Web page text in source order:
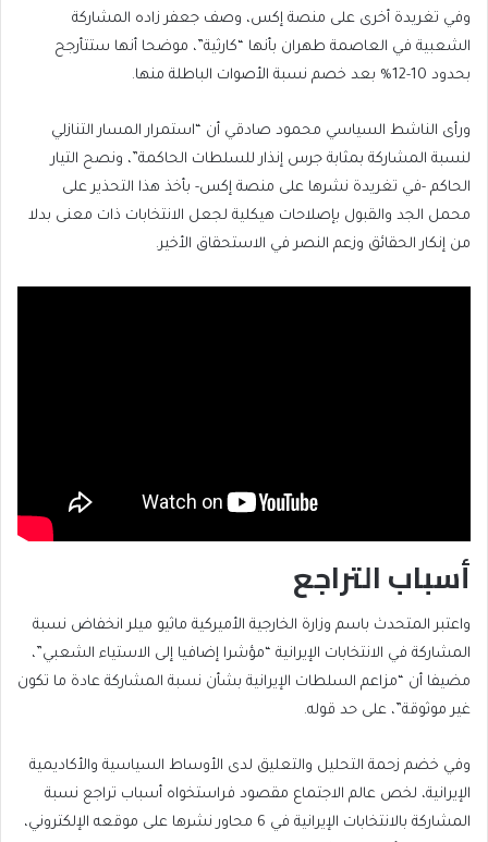
وفي تغريدة أخرى على منصة إكس، وصف جعفر زاده المشاركة
الشعبية في العاصمة طهران بأنها “كارثية”، موضحا أنها ستتأرجح
بحدود 10-12% بعد خصم نسبة الأصوات الباطلة منها.
ورأى الناشط السياسي محمود صادقي أن “استمرار المسار التنازلي
لنسبة المشاركة بمثابة جرس إنذار للسلطات الحاكمة”، ونصح التيار
الحاكم -في تغريدة نشرها على منصة إكس- بأخذ هذا التحذير على
محمل الجد والقبول بإصلاحات هيكلية لجعل الانتخابات ذات معنى بدلا
من إنكار الحقائق وزعم النصر في الاستحقاق الأخير.
أسباب التراجع
واعتبر المتحدث باسم وزارة الخارجية الأميركية ماثيو ميلر انخفاض نسبة
المشاركة في الانتخابات الإيرانية “مؤشرا إضافيا إلى الاستياء الشعبي”،
مضيفا أن “مزاعم السلطات الإيرانية بشأن نسبة المشاركة عادة ما تكون
غير موثوقة”، على حد قوله.
وفي خضم زحمة التحليل والتعليق لدى الأوساط السياسية والأكاديمية
الإيرانية، لخص عالم الاجتماع مقصود فراستخواه أسباب تراجع نسبة
المشاركة بالانتخابات الإيرانية في 6 محاور نشرها على موقعه الإلكتروني،